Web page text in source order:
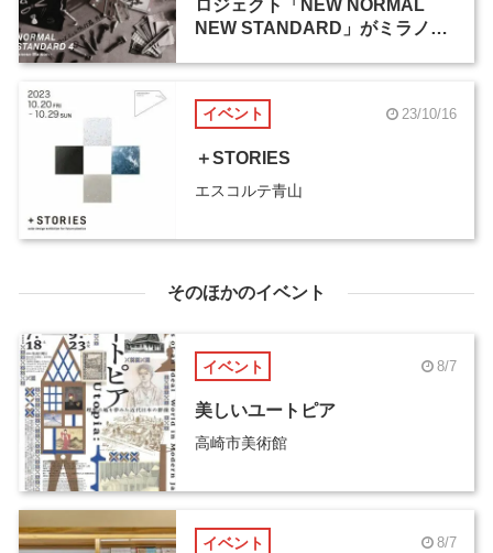
ロジェクト「NEW NORMAL
NEW STANDARD」がミラノデ
イベント 23/10/16
＋STORIES
エスコルテ青山
そのほかのイベント
イベント 8/7
美しいユートピア
高崎市美術館
イベント 8/7